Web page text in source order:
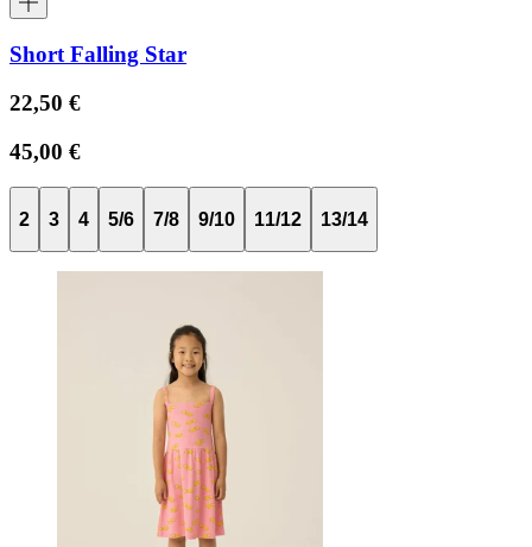
Short Falling Star
22,50 €
45,00 €
2 3 4 5/6 7/8 9/10 11/12 13/14